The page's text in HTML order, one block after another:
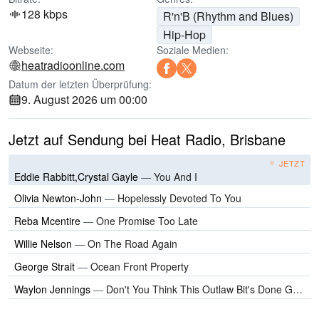
128 kbps
R'n'B (Rhythm and Blues)
Hip-Hop
Webseite:
heatradioonline.com
Soziale Medien:
Datum der letzten Überprüfung:
9. August 2026 um 00:00
Jetzt auf Sendung bei Heat Radio, Brisbane
JETZT
Eddie Rabbitt,Crystal Gayle — You And I
Olivia Newton-John — Hopelessly Devoted To You
Reba Mcentire — One Promise Too Late
Willie Nelson — On The Road Again
George Strait — Ocean Front Property
Waylon Jennings — Don't You Think This Outlaw Bit's Done Got Out Of Hand